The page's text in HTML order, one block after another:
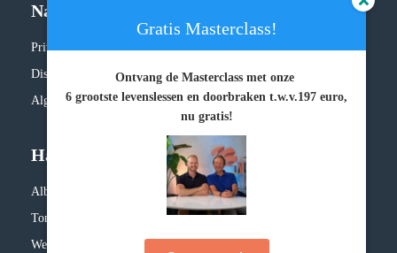
Navigatie
Privacy policy
Disclaimer
Algemene voorwaarden
Handige links
Albert Sonnevelt
Tonny Loorbach
Website door IMU
Gratis Masterclass!
Ontvang de Masterclass met onze
6 grootste levenslessen en doorbraken t.w.v.197 euro,
nu gratis!